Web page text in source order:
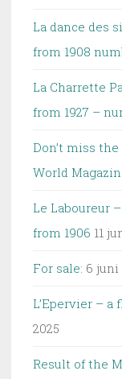
La dance des
from 1908
La Charrette
from 1927 –
Don’t miss
World
Le Laboureur
from 1906 11
For sale: 6 juni
L’Epervier – a
2025
Result of the